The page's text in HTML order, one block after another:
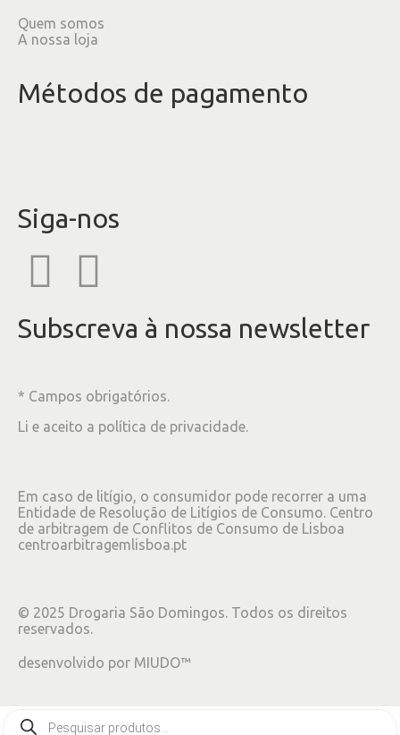
Quem somos
A nossa loja
Métodos de pagamento
Siga-nos
Subscreva à nossa newsletter
* Campos obrigatórios.
Li e aceito a política de privacidade.
Em caso de litígio, o consumidor pode recorrer a uma
Entidade de Resolução de Litígios de Consumo. Centro
de arbitragem de Conflitos de Consumo de Lisboa
centroarbitragemlisboa.pt
© 2025 Drogaria São Domingos. Todos os direitos
reservados.
desenvolvido por MIUDO™